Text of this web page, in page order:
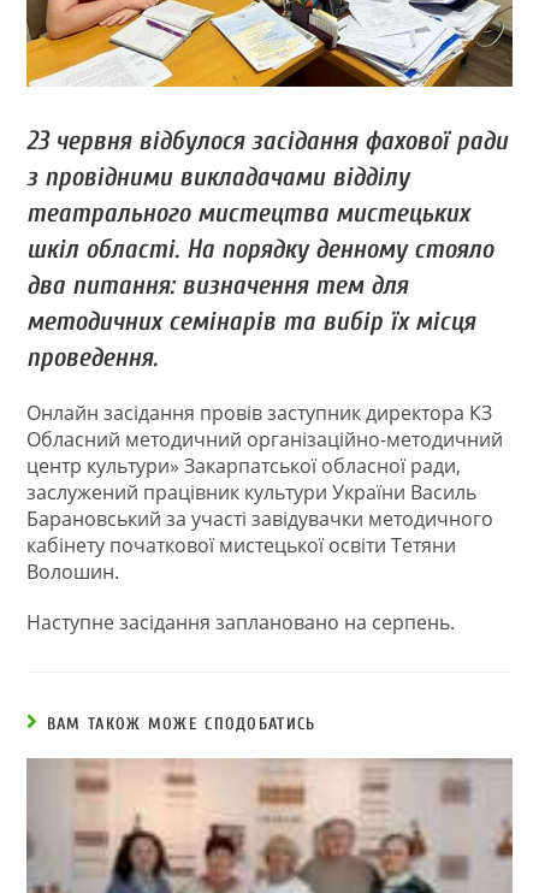
23 червня відбулося засідання фахової ради
з провідними викладачами відділу
театрального мистецтва мистецьких
шкіл області. На порядку денному стояло
два питання: визначення тем для
методичних семінарів та вибір їх місця
проведення.
Онлайн засідання провів заступник директора КЗ
Обласний методичний організаційно-методичний
центр культури» Закарпатської обласної ради,
заслужений працівник культури України Василь
Барановський за участі завідувачки методичного
кабінету початкової мистецької освіти Тетяни
Волошин.
Наступне засідання заплановано на серпень.
ВАМ ТАКОЖ МОЖЕ СПОДОБАТИСЬ